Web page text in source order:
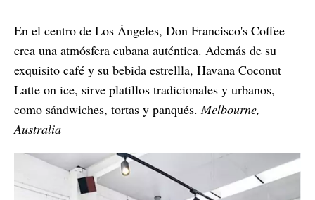
En el centro de Los Ángeles, Don Francisco's Coffee
crea una atmósfera cubana auténtica. Además de su
exquisito café y su bebida estrellla, Havana Coconut
Latte on ice, sirve platillos tradicionales y urbanos,
como sándwiches, tortas y panqués.Melbourne,
Australia